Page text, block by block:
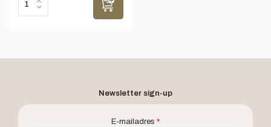
Newsletter sign-up
E-mailadres *